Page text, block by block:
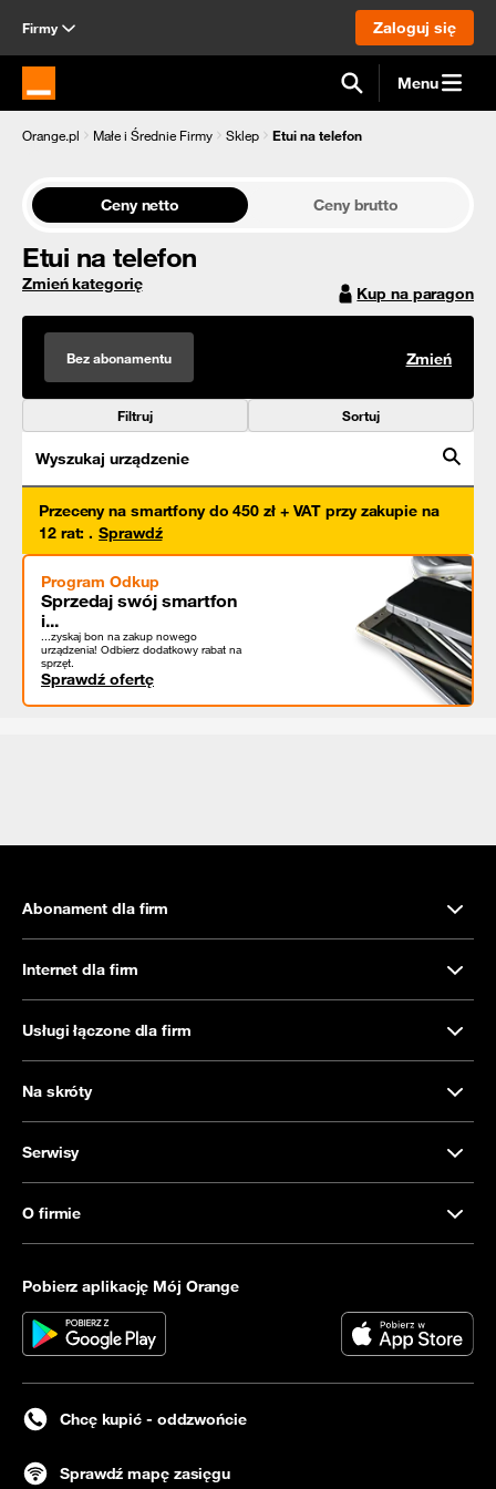
Firmy Zaloguj się
Strona główna Orange.pl Menu
Orange.pl Małe i Średnie Firmy Sklep Etui na telefon
Ceny netto Ceny brutto
Etui na telefon
Zmień kategorię Kup na paragon
Bez abonamentu Zmień
Filtruj Sortuj
Wyszukaj urządzenie
Przeceny na smartfony do 450 zł + VAT przy zakupie na
12 rat: . Sprawdź
Program Odkup
Sprzedaj swój smartfon
i...
...zyskaj bon na zakup nowego
urządzenia! Odbierz dodatkowy rabat na
sprzęt.
Sprawdź ofertę
Abonament dla firm
Internet dla firm
Usługi łączone dla firm
Na skróty
Serwisy
O firmie
Pobierz aplikację Mój Orange
Chcę kupić - oddzwońcie
Sprawdź mapę zasięgu